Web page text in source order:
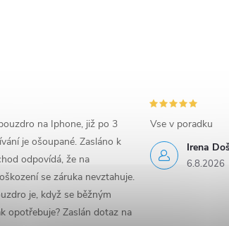
na Iphone, již po 3
je ošoupané. Zasláno k
odpovídá, že na
se záruka nevztahuje.
je, když se běžným
opotřebuje? Zaslán dotaz na
Irena
6.8.2026
Vse v poradku